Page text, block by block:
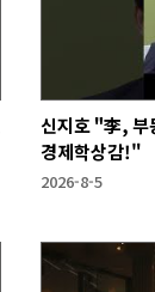
신지호 "李, 부
경제학상감!"
2026-8-5